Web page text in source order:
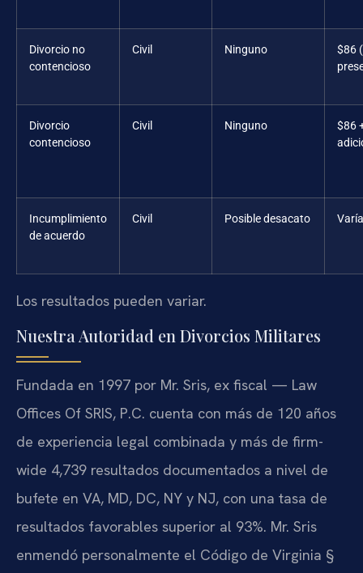
Divorcio no
contencioso
Civil Ninguno
$86
Divorcio
contencioso
Civil Ninguno
$86
Incumplimiento
de acuerdo
Civil Posible desacato Varía
Los resultados pueden variar.
Nuestra Autoridad en Divorcios Militares
Fundada en 1997 por Mr. Sris, ex fiscal — Law
Offices Of SRIS, P.C. cuenta con más de 120 años
de experiencia legal combinada y más de firm-
wide 4,739 resultados documentados a nivel de
bufete en VA, MD, DC, NY y NJ, con una tasa de
resultados favorables superior al 93%. Mr. Sris
enmendó personalmente el Código de Virginia §